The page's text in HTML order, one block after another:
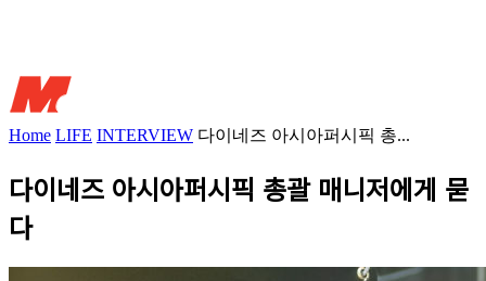
Home LIFE INTERVIEW 다이네즈 아시아퍼시픽 총...
다이네즈 아시아퍼시픽 총괄 매니저에게 묻
다